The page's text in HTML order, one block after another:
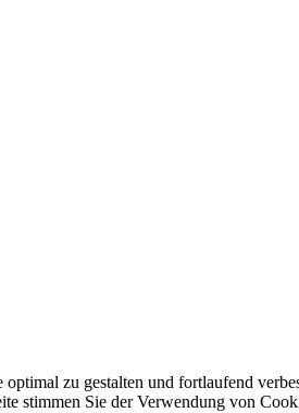
optimal zu gestalten und fortlaufend
stimmen Sie der Verwendung von